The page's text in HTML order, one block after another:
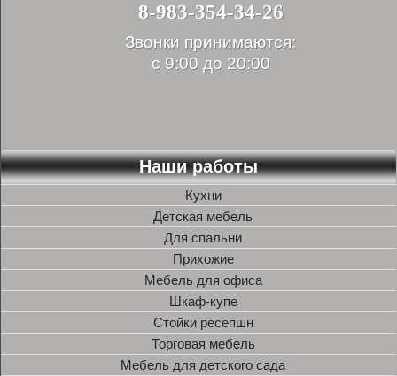
8-983-354-34-26
Звонки принимаются:
с 9:00 до 20:00
Наши работы
Кухни
Детская мебель
Для спальни
Прихожие
Мебель для офиса
Шкаф-купе
Стойки ресепшн
Торговая мебель
Мебель для детского сада